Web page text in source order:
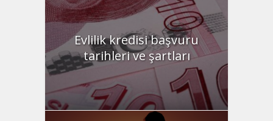
Evlilik kredisi başvuru
tarihleri ve şartları